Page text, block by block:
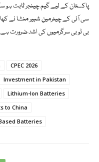
پاکستان کے لیے گیم چینجر ثابت ہو
سی آئی کے چیئرمین شبیر منشا نے کہا
بی ٹو بی سرگرمیوں کی اشد ضرورت
CPEC 2026
Investment in Pakistan
Lithium-Ion Batteries
to China
Batteries